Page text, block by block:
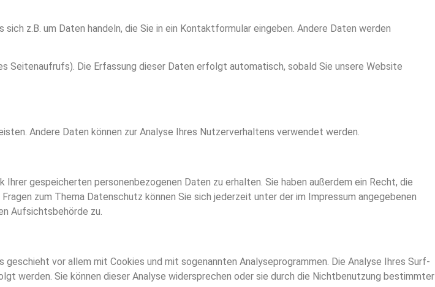
z.B. um Daten handeln, die Sie in ein Kontaktformular eingeben. Andere Daten werden
Seitenaufrufs). Die Erfassung dieser Daten erfolgt automatisch, sobald Sie unsere Website
Andere Daten können zur Analyse Ihres Nutzerverhaltens verwendet werden.
gespeicherten personenbezogenen Daten zu erhalten. Sie haben außerdem ein Recht, die
zum Thema Datenschutz können Sie sich jederzeit unter der im Impressum angegebenen
Aufsichtsbehörde zu.
vor allem mit Cookies und mit sogenannten Analyseprogrammen. Die Analyse Ihres Surf-
werden. Sie können dieser Analyse widersprechen oder sie durch die Nichtbenutzung bestimmter